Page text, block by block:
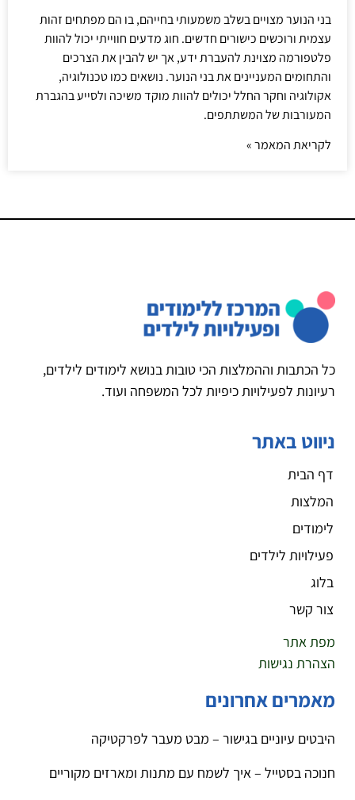
בני הנוער מצויים בשלב משמעותי בחייהם, בו הם מפתחים זהות
עצמית ורוכשים כישורים חדשים. חוג מדעים חווייתי יכול להוות
פלטפורמה מצוינת להעברת ידע, אך יש להבין את הצרכים
והתחומים המעניינים את בני הנוער. נושאים כמו טכנולוגיה,
אקולוגיה וחקר החלל יכולים להוות מוקד משיכה ולסייע בהגברת
המעורבות של המשתתפים.
לקריאת המאמר »
כל הכתבות וההמלצות הכי טובות בנושא לימודים לילדים,
רעיונות לפעילויות כיפיות לכל המשפחה ועוד.
ניווט באתר
דף הבית
המלצות
לימודים
פעילויות לילדים
בלוג
צור קשר
מפת אתר
הצהרת נגישות
מאמרים אחרונים
היבטים עיוניים בגישור – מבט מעבר לפרקטיקה
חנוכה בסטייל – איך לשמח עם מתנות ומארזים מקוריים